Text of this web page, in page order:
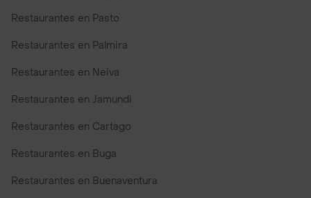
Restaurantes en Pasto
Restaurantes en Palmira
Restaurantes en Neiva
Restaurantes en Jamundi
Restaurantes en Cartago
Restaurantes en Buga
Restaurantes en Buenaventura